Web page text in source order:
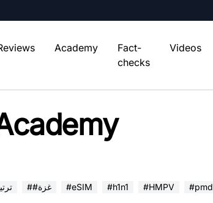
Academy
Fact-
checks
Videos
##غزة #eSIM #h1n1 #HMPV